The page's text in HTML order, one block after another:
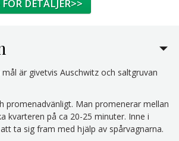
DETALJER>>
är givetvis Auschwitz och saltgruvan
promenadvänligt. Man promenerar mellan
kvarteren på ca 20-25 minuter. Inne i
ta sig fram med hjälp av spårvagnarna.